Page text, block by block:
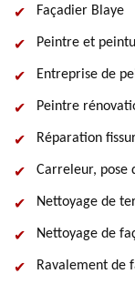
Façadier Blaye
Peintre et
Entreprise de
Peintre
Réparation
Carreleur, pose
Nettoyage de
Nettoyage de
Ravalement de